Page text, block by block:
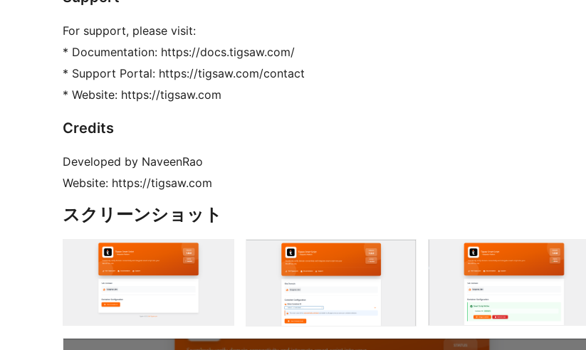
For support, please visit:
* Documentation: https://docs.tigsaw.com/
* Support Portal: https://tigsaw.com/contact
* Website: https://tigsaw.com
Credits
Developed by NaveenRao
Website: https://tigsaw.com
スクリーンショット